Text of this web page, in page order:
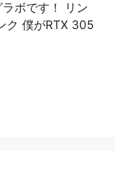
ボです！ リン
ク 僕がRTX 305